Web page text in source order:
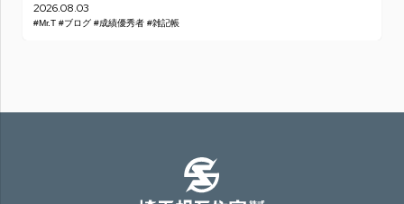
2026.08.03
#Mr.T #ブログ #成績優秀者 #雑記帳